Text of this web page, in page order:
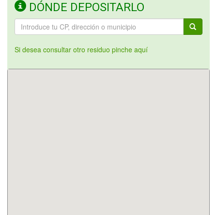
DÓNDE DEPOSITARLO
Si desea consultar otro residuo pinche aquí